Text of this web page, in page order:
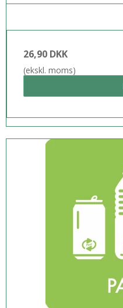
26,90 DKK
(ekskl. moms)